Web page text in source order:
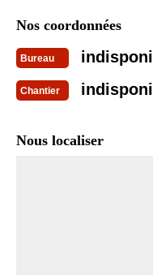
Nos coordonnées
Bureau
Chantier
Nous localiser